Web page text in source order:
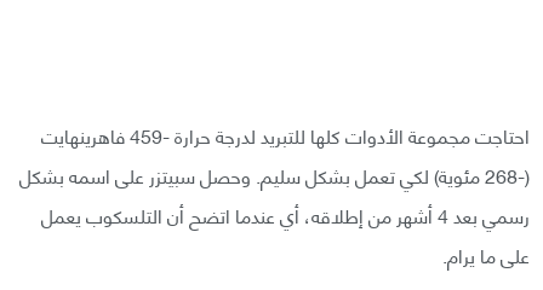
احتاجت مجموعة الأدوات كلها للتبريد لدرجة حرارة -459 فاهرينهايت
(-268 مئوية) لكي تعمل بشكل سليم. وحصل سبيتزر على اسمه بشكل
رسمي بعد 4 أشهر من إطلاقه، أي عندما اتضح أن التلسكوب يعمل
على ما يرام.